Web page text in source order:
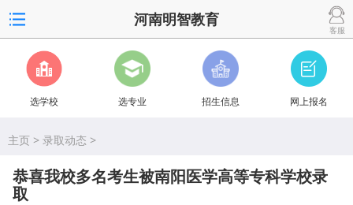
河南明智教育
客服
选学校 选专业 招生信息 网上报名
主页 > 录取动态 >
恭喜我校多名考生被南阳医学高等专科学校录
取